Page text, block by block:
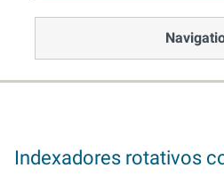
Indexadores rotativos